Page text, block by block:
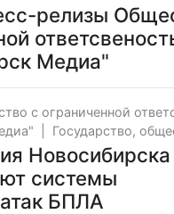
релизы
Медиа"
с ограниченной
Государство,
Новосибирска
системы
БПЛА